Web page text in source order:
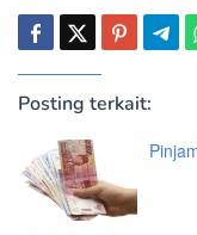
Posting terkait: